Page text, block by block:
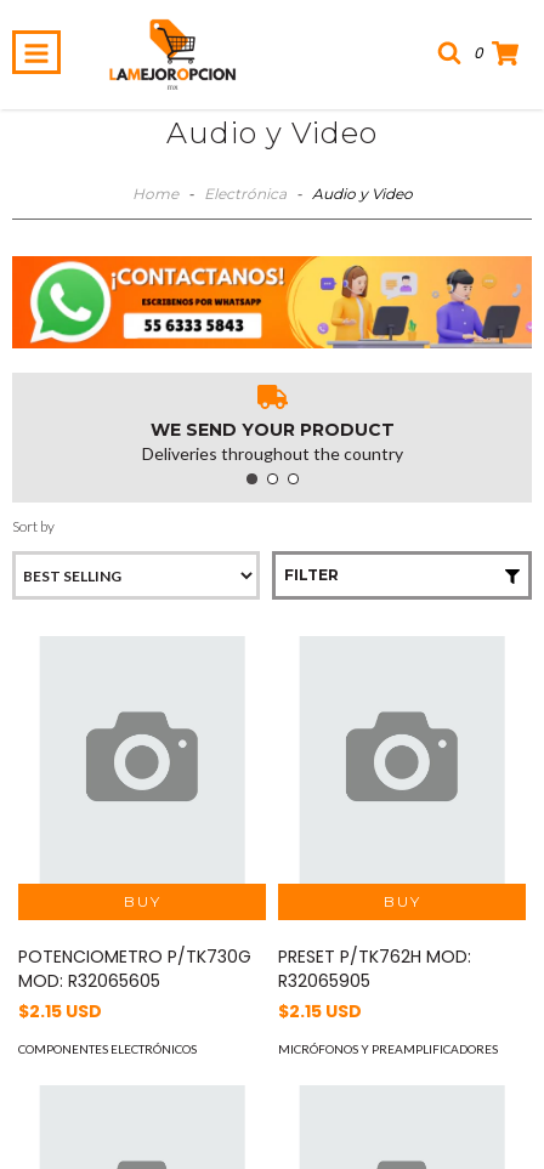
0
Audio y Video
Home - Electrónica - Audio y Video
WE SEND YOUR PRODUCT
Deliveries throughout the country
Sort by
FILTER
POTENCIOMETRO P/TK730G
MOD: R32065605
$2.15 USD
COMPONENTES ELECTRÓNICOS
PRESET P/TK762H MOD:
R32065905
$2.15 USD
MICRÓFONOS Y PREAMPLIFICADORES